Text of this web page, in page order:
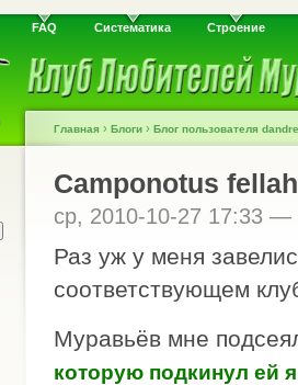
FAQ Систематика Строение
Главная › Блоги › Блог пользователя
Camponotus fellah
ср, 2010-10-27 17:33 —
Раз уж у меня
соответствующем
Муравьёв мне
которую подкинул ей я